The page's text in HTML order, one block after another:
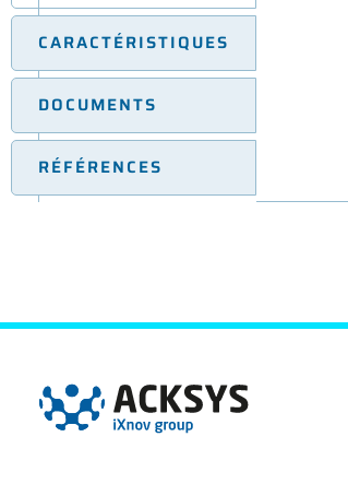
CARACTÉRISTIQUES
DOCUMENTS
RÉFÉRENCES